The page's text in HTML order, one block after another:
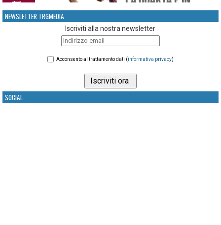
NEWSLETTER TRGMEDIA
Iscriviti alla nostra newsletter
Acconsento al trattamento dati (informativa privacy)
SOCIAL